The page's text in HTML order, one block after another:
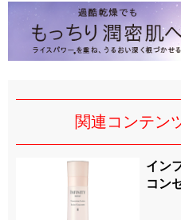
関連コンテン
イン
コン